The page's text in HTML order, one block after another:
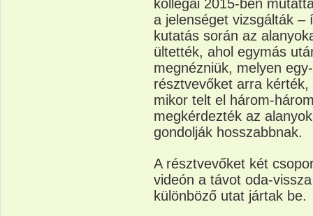
kollégái 2015-ben
a jelenséget vizsgálták
kutatás során az
ültették, ahol egymás
megnézniük, melyen
résztvevőket arra
mikor telt el három-
megkérdezték az
gondolják hosszabbnak.
A résztvevőket két
videón a távot oda-
különböző utat jártak be.